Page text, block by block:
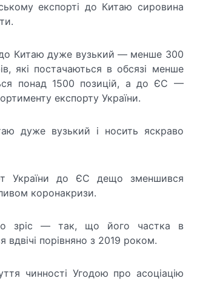
експорті до Китаю сировина
до Китаю дуже вузький — менше 300
які постачаються в обсязі менше
понад 1500 позицій, а до ЄС —
експорту України.
дуже вузький і носить яскраво
України до ЄС дещо зменшився
коронакризи.
зріс — так, що його частка в
вдвічі порівняно з 2019 роком.
чинності Угодою про асоціацію